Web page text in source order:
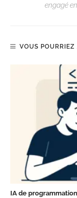
engagé
VOUS POURRIEZ
IA de